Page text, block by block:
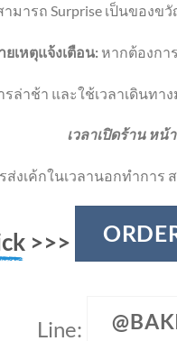
ามารถ Surprise เป็นของ
ยเหตุแจ้งเตือน:หากต้องการ
รล่าช้า และใช้เวลาเดินทา
เวลาเปิดร้าน หน้
ส่งเค้กในเวลานอกทำการ
>>>
Line: